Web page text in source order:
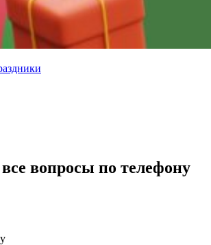
вопросы по телефону